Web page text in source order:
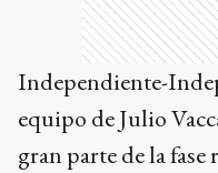
Independiente-
equipo de Julio
gran parte de la fase